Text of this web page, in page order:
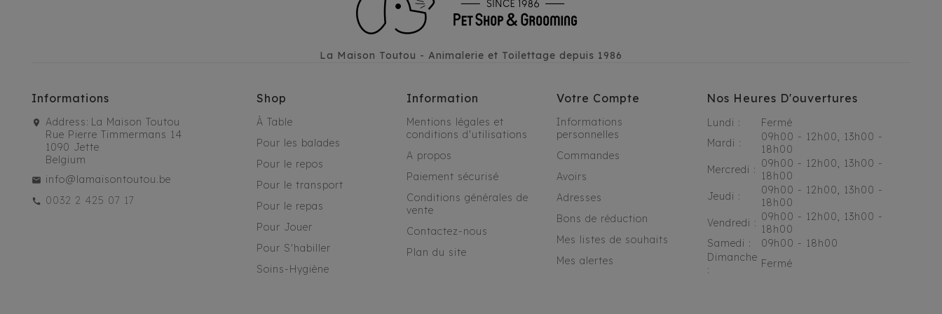
La Maison Toutou - Animalerie et Toilettage depuis 1986
Informations
Address: La Maison Toutou
Rue Pierre Timmermans 14
1090 Jette
Belgium
info@lamaisontoutou.be
0032 2 425 07 17
Shop
À Table
Pour les balades
Pour le repos
Pour le transport
Pour le repas
Pour Jouer
Pour S'habiller
Soins-Hygiène
Information
Mentions légales et
conditions d'utilisations
A propos
Paiement sécurisé
Conditions générales de
vente
Contactez-nous
Plan du site
Votre Compte
Informations
personnelles
Commandes
Avoirs
Adresses
Bons de réduction
Mes listes de souhaits
Mes alertes
Nos Heures D'ouvertures
Lundi :
Fermé
Mardi :
09h00 - 12h00, 13h00 -
18h00
Mercredi : 09h00 - 12h00, 13h00 -
18h00
Jeudi :
09h00 - 12h00, 13h00 -
18h00
Vendredi : 09h00 - 12h00, 13h00 -
18h00
Samedi :
09h00 - 18h00
Dimanche
:
Fermé